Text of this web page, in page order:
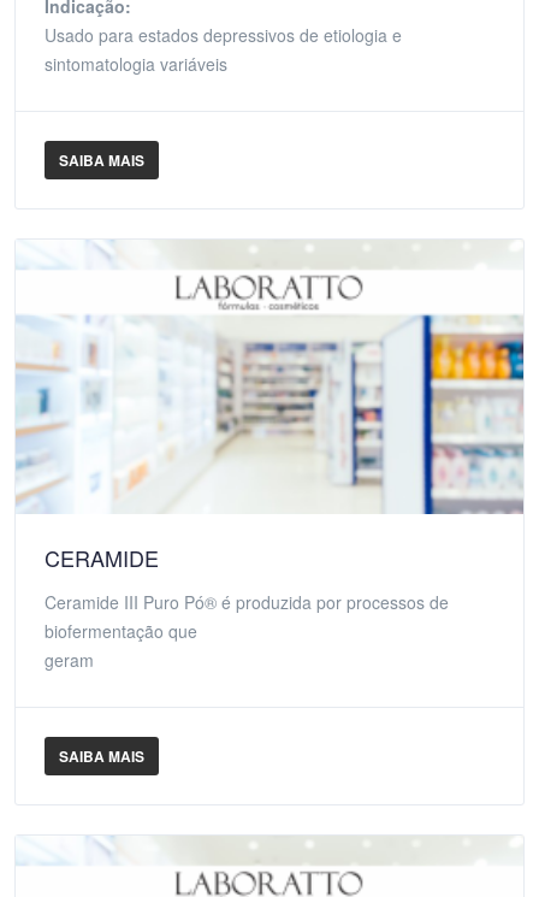
Indicação:
Usado para estados depressivos de etiologia e
sintomatologia variáveis
SAIBA MAIS
CERAMIDE
Ceramide III Puro Pó® é produzida por processos de
biofermentação que
geram
SAIBA MAIS